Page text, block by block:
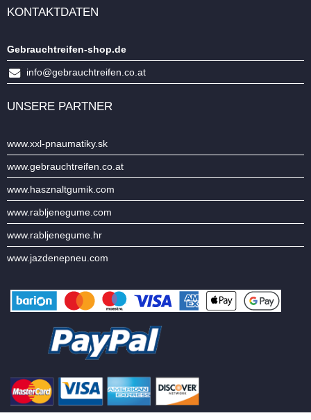
KONTAKTDATEN
Gebrauchtreifen-shop.de
info@gebrauchtreifen.co.at
UNSERE PARTNER
www.xxl-pnaumatiky.sk
www.gebrauchtreifen.co.at
www.hasznaltgumik.com
www.rabljenegume.com
www.rabljenegume.hr
www.jazdenepneu.com